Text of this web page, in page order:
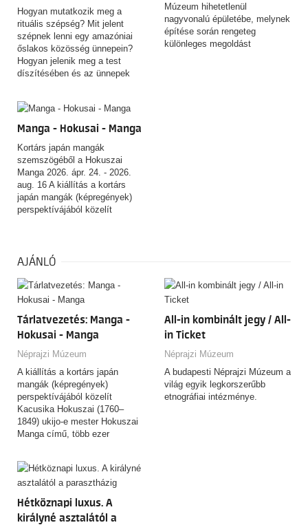
Hogyan mutatkozik meg a
rituális szépség? Mit jelent
szépnek lenni egy amazóniai
őslakos közösség ünnepein?
Hogyan jelenik meg a test
díszítésében és az ünnepek
mitológiája, közösségi
identitása? Hogyan örökíti meg
fényképein mindezt egy
kulturális antropológus, aki fél
évszázada kutat közöttük? A
budapesti Néprajzi Múzeum új
kiállítása egy különleges
fotógyűjtemény segítségével
válaszol a fenti kérdésekre.
Múzeum hihetetlenül
nagyvonalú épületébe, melynek
építése során rengeteg
különleges megoldást
Manga - Hokusai - Manga
Kortárs japán mangák
szemszögéből a Hokuszai
Manga 2026. ápr. 24. - 2026.
aug. 16 A kiállítás a kortárs
japán mangák (képregények)
perspektívájából közelít
álló, rendkívüli hatású
nem azt kívánja igazolni, hogy
Hokuszai a mai értelemben vett
hanem azt vizsgálja, miként
alakult és változott a „manga”
jelentése az elmúlt kétszáz év
során.
AJÁNLÓ
Tárlatvezetés: Manga -
Hokusai - Manga
Néprajzi Múzeum
A kiállítás a kortárs japán
mangák (képregények)
perspektívájából közelít
Kacusika Hokuszai (1760–
1849) ukijo-e mester Hokuszai
Manga című, több ezer
All-in kombinált jegy / All-
in Ticket
Néprajzi Múzeum
A budapesti Néprajzi Múzeum a
világ egyik legkorszerűbb
etnográfiai intézménye.
Hétköznapi luxus. A
királyné asztalától a